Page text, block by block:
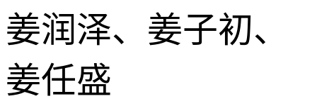
姜润泽、姜子初、
姜任盛